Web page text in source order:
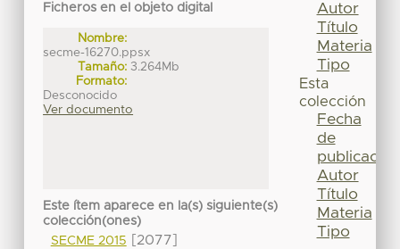
Ficheros en el objeto digital
Nombre:
secme-16270.ppsx
Tamaño: 3.264Mb
Formato:
Desconocido
Ver documento
Este ítem aparece en la(s) siguiente(s)
colección(ones)
SECME 2015
[2077]
Autor
Título
Materia
Tipo
Esta
colección
Fecha
de
publicación
Autor
Título
Materia
Tipo